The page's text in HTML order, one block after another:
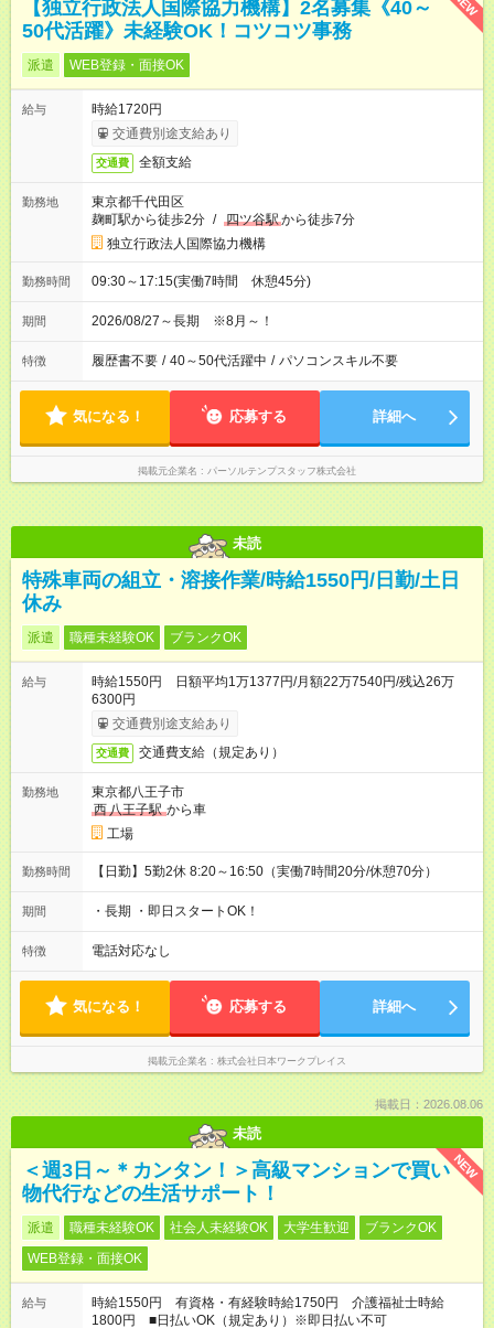
【独立行政法人国際協力機構】2名募集《40～
50代活躍》未経験OK！コツコツ事務
派遣 WEB登録・面接OK
給与
時給1720円
交通費別途支給あり
交通費 全額支給
勤務地
東京都千代田区
麹町駅から徒歩2分 / 四ツ谷駅から徒歩7分
独立行政法人国際協力機構
勤務時間 09:30～17:15(実働7時間 休憩45分)
期間 2026/08/27～長期 ※8月～！
特徴 履歴書不要 / 40～50代活躍中 / パソコンスキル不要
気になる！ 応募する 詳細へ
掲載元企業名 パーソルテンプスタッフ株式会社
未読
特殊車両の組立・溶接作業/時給1550円/日勤/土日
休み
派遣 職種未経験OK ブランクOK
給与
時給1550円 日額平均1万1377円/月額22万7540円/残込26万
6300円
交通費別途支給あり
交通費 交通費支給（規定あり）
勤務地
東京都八王子市
西八王子駅 から車
工場
勤務時間 【日勤】5勤2休 8:20～16:50（実働7時間20分/休憩70分）
期間 ・長期 ・即日スタートOK！
特徴 電話対応なし
気になる！ 応募する 詳細へ
掲載元企業名 株式会社日本ワークプレイス
掲載日：2026.08.06
未読
NEW
＜週3日～＊カンタン！＞高級マンションで買い
物代行などの生活サポート！
派遣 職種未経験OK 社会人未経験OK 大学生歓迎
ブランクOK
WEB登録・面接OK
給与
時給1550円 有資格・有経験時給1750円 介護福祉士時給
1800円 ■日払いOK（規定あり）※即日払い不可